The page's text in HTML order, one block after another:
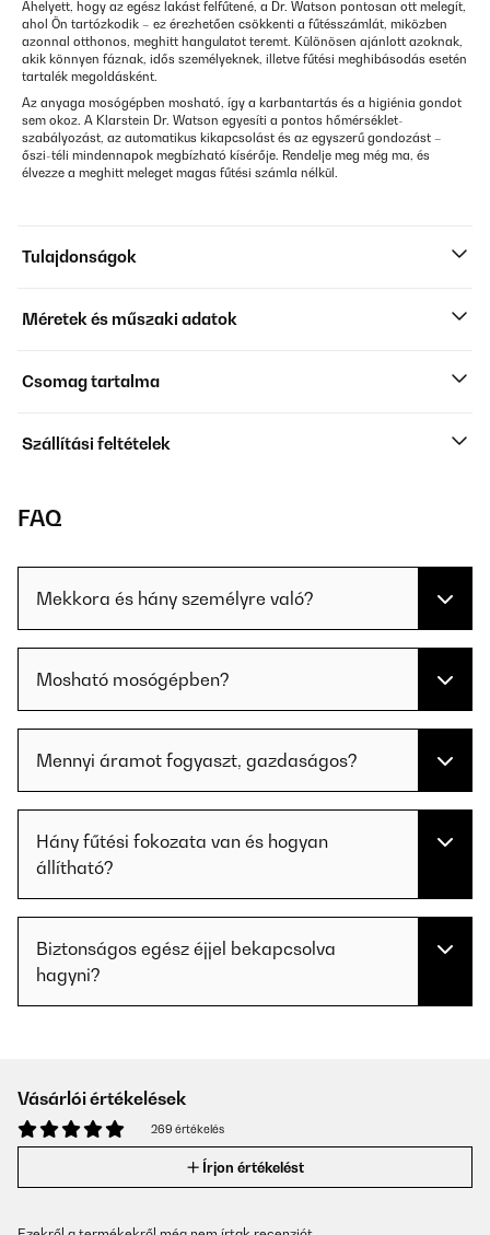
Ahelyett, hogy az egész lakást felfűtené, a Dr. Watson pontosan ott melegít,
ahol Ön tartózkodik – ez érezhetően csökkenti a fűtésszámlát, miközben
azonnal otthonos, meghitt hangulatot teremt. Különösen ajánlott azoknak,
akik könnyen fáznak, idős személyeknek, illetve fűtési meghibásodás esetén
tartalék megoldásként.
Az anyaga mosógépben mosható, így a karbantartás és a higiénia gondot
sem okoz. A Klarstein Dr. Watson egyesíti a pontos hőmérséklet-
szabályozást, az automatikus kikapcsolást és az egyszerű gondozást –
őszi-téli mindennapok megbízható kísérője. Rendelje meg még ma, és
élvezze a meghitt meleget magas fűtési számla nélkül.
Tulajdonságok
Méretek és műszaki adatok
Csomag tartalma
Szállítási feltételek
FAQ
Mekkora és hány személyre való?
Mosható mosógépben?
Mennyi áramot fogyaszt, gazdaságos?
Hány fűtési fokozata van és hogyan
állítható?
Biztonságos egész éjjel bekapcsolva
hagyni?
Vásárlói értékelések
269 értékelés
Írjon értékelést